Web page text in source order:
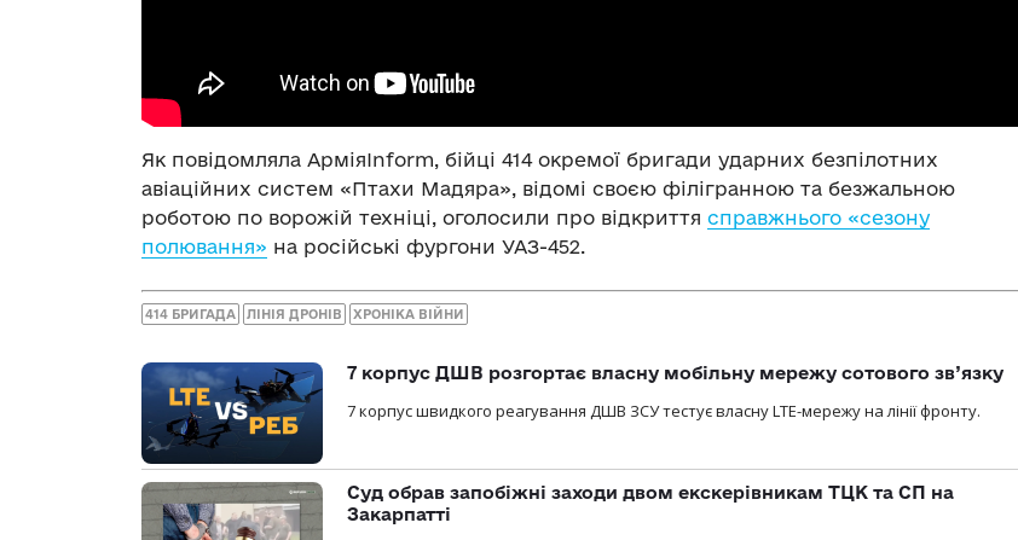
Як повідомляла АрміяInform, бійці 414 окремої бригади ударних безпілотних
авіаційних систем «Птахи Мадяра», відомі своєю філігранною та безжальною
роботою по ворожій техніці, оголосили про відкриття справжнього «сезону
полювання» на російські фургони УАЗ-452.
414 БРИГАДА ЛІНІЯ ДРОНІВ ХРОНІКА ВІЙНИ
7 корпус ДШВ розгортає власну мобільну мережу сотового зв’язку
7 корпус швидкого реагування ДШВ ЗСУ тестує власну LTE-мережу на лінії фронту.
Суд обрав запобіжні заходи двом екскерівникам ТЦК та СП на
Закарпатті